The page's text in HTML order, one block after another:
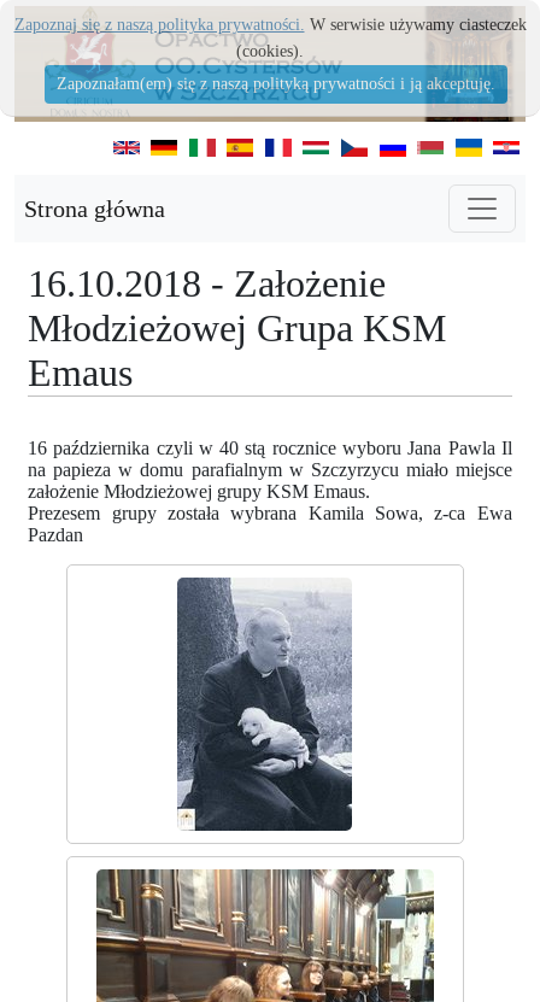
Strona główna
16.10.2018 - Założenie
Młodzieżowej Grupa KSM
Emaus
16 października czyli w 40 stą rocznice wyboru Jana Pawla Il
na papieza w domu parafialnym w Szczyrzycu miało miejsce
założenie Młodzieżowej grupy KSM Emaus.
Prezesem grupy została wybrana Kamila Sowa, z-ca Ewa
Pazdan
Zapoznaj się z naszą polityka prywatności. W serwisie używamy ciasteczek
(cookies).
Zapoznałam(em) się z naszą polityką prywatności i ją akceptuję.